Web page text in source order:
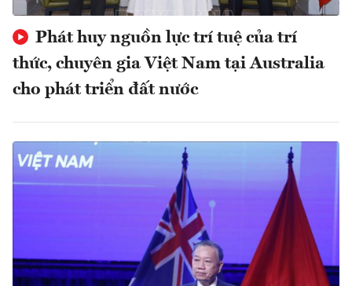
Phát huy nguồn lực trí tuệ của trí
thức, chuyên gia Việt Nam tại Australia
cho phát triển đất nước